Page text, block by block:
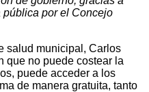
por el Concejo
salud municipal, Carlos
que no puede costear la
puede acceder a los
de manera gratuita, tanto